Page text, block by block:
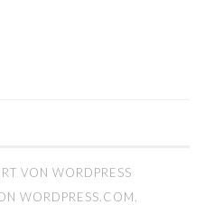
VON WORDPRESS
WORDPRESS.COM